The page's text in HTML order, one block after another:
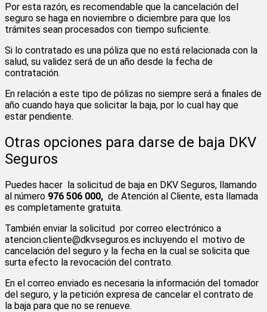
Por esta razón, es recomendable que la cancelación del
seguro se haga en noviembre o diciembre para que los
trámites sean procesados con tiempo suficiente.
Si lo contratado es una póliza que no está relacionada con la
salud, su validez será de un año desde la fecha de
contratación.
En relación a este tipo de pólizas no siempre será a finales de
año cuando haya que solicitar la baja, por lo cual hay que
estar pendiente.
Otras opciones para darse de baja DKV
Seguros
Puedes hacer la solicitud de baja en DKV Seguros, llamando
al número 976 506 000, de Atención al Cliente, esta llamada
es completamente gratuita.
También enviar la solicitud por correo electrónico a
atencion.cliente@dkvseguros.es incluyendo el motivo de
cancelación del seguro y la fecha en la cual se solicita que
surta efecto la revocación del contrato.
En el correo enviado es necesaria la información del tomador
del seguro, y la petición expresa de cancelar el contrato de
la baja para que no se renueve.